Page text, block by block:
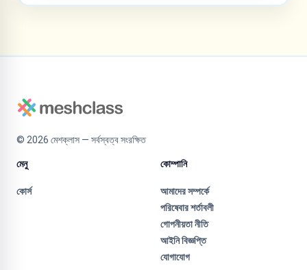
© 2026 মেশক্লাস — সর্বস্বত্ব সংরক্ষিত
মেনু
কোর্স
কোম্পানি
আমাদের সম্পর্কে
পরিষেবার শর্তাবলী
গোপনীয়তা নীতি
আইনি বিজ্ঞপ্তি
যোগাযোগ